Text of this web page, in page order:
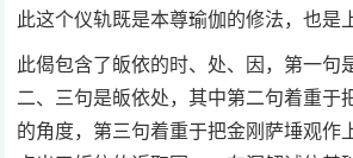
此这个仪轨既是本尊瑜伽的修法，也是
此偈包含了皈依的时、处、因，第一句
二、三句是皈依处，其中第二句着重于
的角度，第三句着重于把金刚萨埵观作